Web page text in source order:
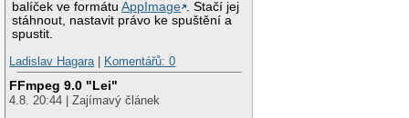
balíček ve formátuAppImage . Stačí jej
stáhnout, nastavit právo ke spuštění a
spustit.
Ladislav Hagara| Komentářů: 0
FFmpeg 9.0 "Lei"
4.8. 20:44 | Zajímavý článek